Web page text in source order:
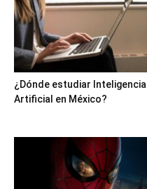
¿Dónde estudiar Inteligencia
Artificial en México?